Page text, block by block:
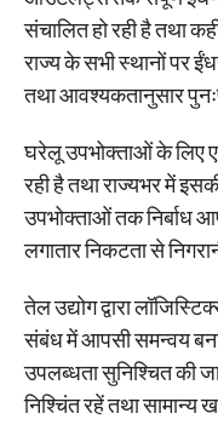
संचालित हो रही है तथा
राज्य के सभी स्थानों पर
तथा आवश्यकतानुसार
घरेलू उपभोक्ताओं के लिए
रही है तथा राज्यभर में
उपभोक्ताओं तक निर्बाध
लगातार निकटता से
तेल उद्योग द्वारा
संबंध में आपसी समन्वय
उपलब्धता सुनिश्चित की
निश्चिंत रहें तथा सामान्य